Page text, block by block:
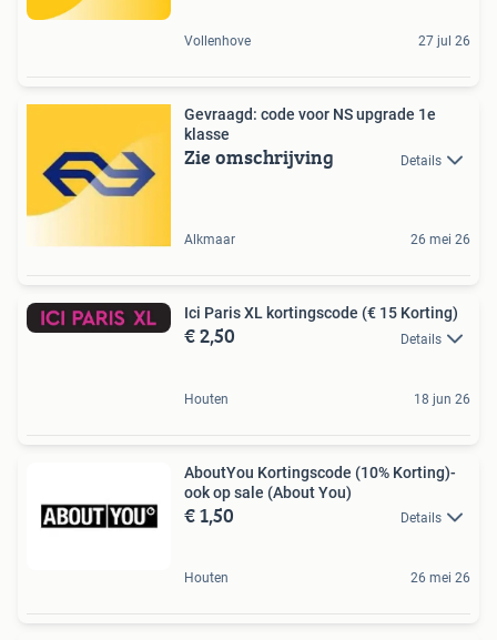
Vollenhove 27 jul 26
Gevraagd: code voor NS upgrade 1e
klasse
Zie omschrijving Details
Alkmaar 26 mei 26
Ici Paris XL kortingscode (€ 15 Korting)
€ 2,50 Details
Houten 18 jun 26
AboutYou Kortingscode (10% Korting)-
ook op sale (About You)
€ 1,50 Details
Houten 26 mei 26